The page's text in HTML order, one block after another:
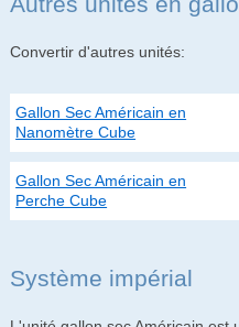
Convertir d'autres unités:
Gallon Sec Américain en
Nanomètre Cube
Gallon Sec Américain en
Perche Cube
Système impérial